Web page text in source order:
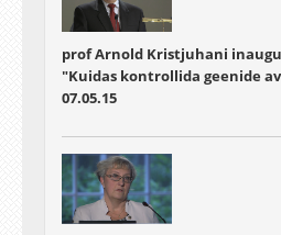
prof Arnold Kristjuhani
"Kuidas kontrollida geenide
07.05.15